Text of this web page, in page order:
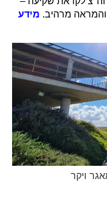
והמראה מרהיב. מידע
ויקר